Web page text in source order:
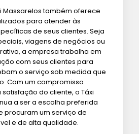
Massarelos também oferece
para atender às
de seus clientes. Seja
viagens de negócios ou
a empresa trabalha em
com seus clientes para
o serviço sob medida que
Com um compromisso
do cliente, o Táxi
a ser a escolha preferida
procuram um serviço de
e de alta qualidade.